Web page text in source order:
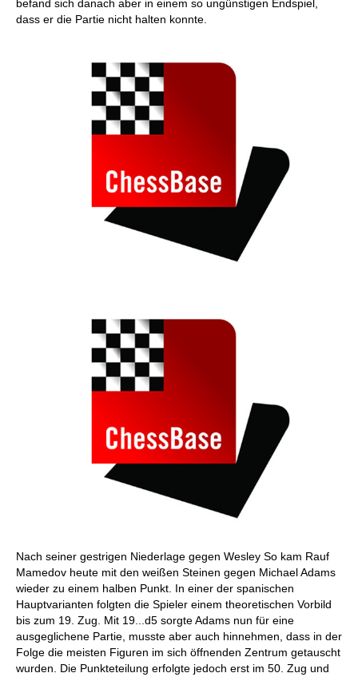
befand sich danach aber in einem so ungünstigen Endspiel,
dass er die Partie nicht halten konnte.
Nach seiner gestrigen Niederlage gegen Wesley So kam Rauf
Mamedov heute mit den weißen Steinen gegen Michael Adams
wieder zu einem halben Punkt. In einer der spanischen
Hauptvarianten folgten die Spieler einem theoretischen Vorbild
bis zum 19. Zug. Mit 19...d5 sorgte Adams nun für eine
ausgeglichene Partie, musste aber auch hinnehmen, dass in der
Folge die meisten Figuren im sich öffnenden Zentrum getauscht
wurden. Die Punkteteilung erfolgte jedoch erst im 50. Zug und